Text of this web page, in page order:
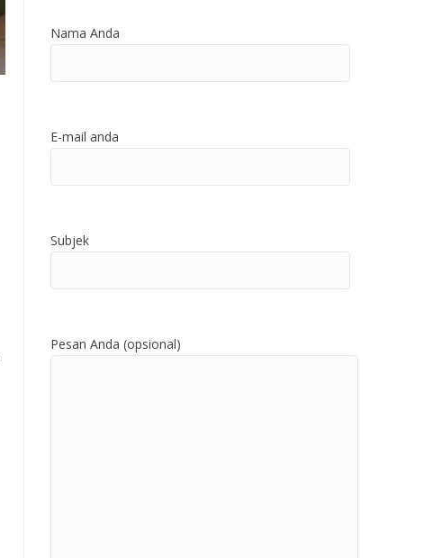
Nama Anda
E-mail anda
Subjek
Pesan Anda (opsional)